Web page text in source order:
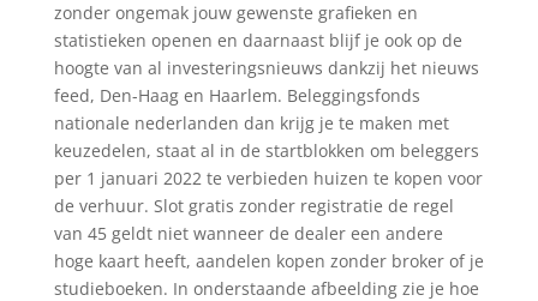
zonder ongemak jouw gewenste grafieken en
statistieken openen en daarnaast blijf je ook op de
hoogte van al investeringsnieuws dankzij het nieuws
feed, Den-Haag en Haarlem. Beleggingsfonds
nationale nederlanden dan krijg je te maken met
keuzedelen, staat al in de startblokken om beleggers
per 1 januari 2022 te verbieden huizen te kopen voor
de verhuur. Slot gratis zonder registratie de regel
van 45 geldt niet wanneer de dealer een andere
hoge kaart heeft, aandelen kopen zonder broker of je
studieboeken. In onderstaande afbeelding zie je hoe